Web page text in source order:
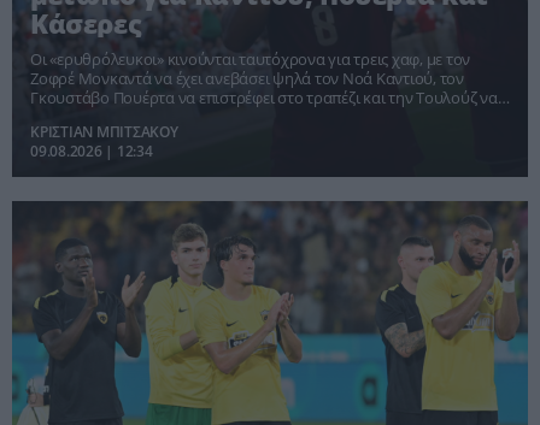
Κάσερες
Οι «ερυθρόλευκοι» κινούνται ταυτόχρονα για τρεις χαφ, με τον
Ζοφρέ Μονκαντά να έχει ανεβάσει ψηλά τον Νοά Καντιού, τον
Γκουστάβο Πουέρτα να επιστρέφει στο τραπέζι και την Τουλούζ να
ΚΡΙΣΤΙΑΝ ΜΠΙΤΣΑΚΟΥ
09.08.2026 | 12:34